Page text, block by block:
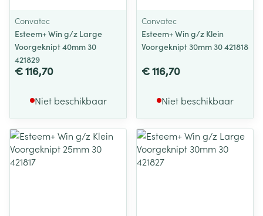
Convatec
Esteem+ Win g/z Large
Voorgeknipt 40mm 30
421829
€ 116,70
Niet beschikbaar
Convatec
Esteem+ Win g/z Klein
Voorgeknipt 30mm 30 421818
€ 116,70
Niet beschikbaar